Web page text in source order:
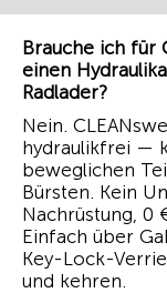
Brauche ich für
einen
Radlader?
Nein.
hydraulikfrei —
beweglichen
Bürsten. Kein
Nachrüstung, 0
Einfach über
Key-Lock-
und kehren.